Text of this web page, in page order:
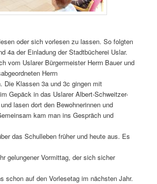
oder sich vorlesen zu lassen. So folgten
4a der Einladung der Stadtbücherei Uslar.
vom Uslarer Bürgermeister Herrn Bauer und
Herrn
Die Klassen 3a und 3c gingen mit
Gepäck in das Uslarer Albert-Schweitzer-
lasen dort den Bewohnerinnen und
kam man ins Gespräch und
das Schulleben früher und heute aus. Es
gelungener Vormittag, der sich sicher
schon auf den Vorlesetag im nächsten Jahr.